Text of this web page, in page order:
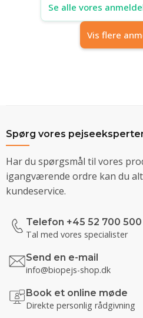
Se alle vores
Vis flere
Spørg vores
Har du spørgsmål til vores
igangværende ordre kan du
kundeservice.
Telefon +45 52 700 500
Tal med vores specialister
Send en e-mail
info@biopejs-shop.dk
Book et online møde
Direkte personlig rådgivning